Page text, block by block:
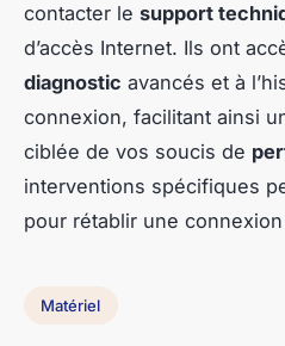
contacter le support
d’accès Internet. Ils ont
diagnostic avancés et à
connexion, facilitant ainsi
ciblée de vos soucis de
interventions spécifiques
pour rétablir une
Matériel